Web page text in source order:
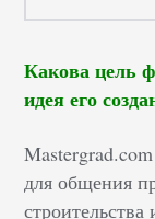
Какова цель
идея его
для общения